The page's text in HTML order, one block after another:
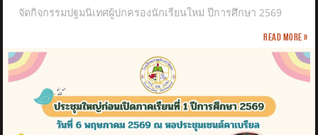
จัดกิจกรรมปฐมนิเทศผู้ปกครองนักเรียนใหม่ ปีการศึกษา 2569
Read more »